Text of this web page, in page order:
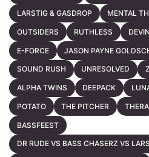
LARSTIG & GASDROP MENTAL
OUTSIDERS RUTHLESS
E-FORCE JASON PAYNE
SOUND RUSH UNRESOLVED
ALPHA TWINS DEEPACK
POTATO THE PITCHER THERA
BASSFEEST
DR RUDE VS BASS CHASERZ VS